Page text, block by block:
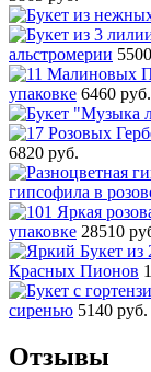
альстромерии
упаковке 6460 руб.
6820 руб.
гипсофила в
упаковке 28510
Красных Пионов
сиренью 5140 руб.
Отзывы